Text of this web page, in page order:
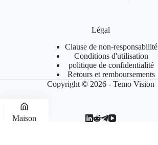
Légal
Clause de non-responsabilité
Conditions d'utilisation
politique de confidentialité
Retours et remboursements
Copyright © 2026 - Temo Vision
Maison